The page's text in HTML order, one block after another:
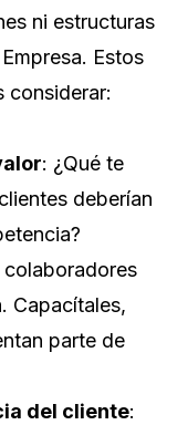
ni estructuras
Estos
considerar:
: ¿Qué te
deberían
colaboradores
Capacítales,
parte de
del cliente: